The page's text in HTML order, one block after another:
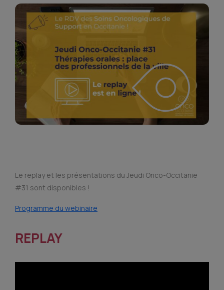
Le replay et les présentations du Jeudi Onco-Occitanie
#31 sont disponibles !
Programme du webinaire
REPLAY